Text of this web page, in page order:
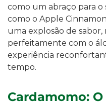
como um abraço para o
como o Apple
uma explosão de
perfeitamente com o
experiência
tempo.
Cardamomo: